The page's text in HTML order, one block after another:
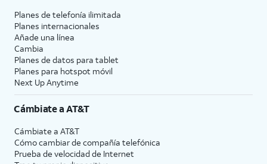
Planes de telefonía ilimitada
Planes internacionales
Añade una línea
Cambia
Planes de datos para tablet
Planes para hotspot móvil
Next Up Anytime
Cámbiate aAT&T
Cámbiate a AT&T
Cómo cambiar de compañía telefónica
Prueba de velocidad de Internet